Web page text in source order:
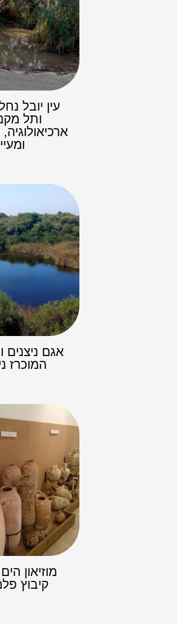
עין יובל
ותל
אגם ניצנים
המוכרז
מוזיאון
קיבוץ